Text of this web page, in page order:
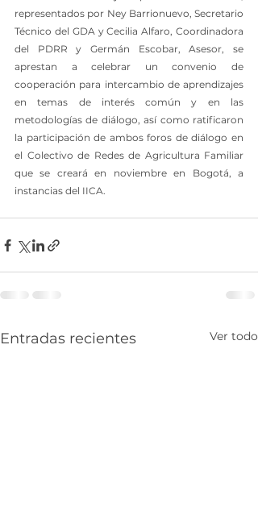
representados por Ney Barrionuevo, Secretario
Técnico del GDA y Cecilia Alfaro, Coordinadora
del PDRR y Germán Escobar, Asesor, se
aprestan a celebrar un convenio de
cooperación para intercambio de aprendizajes
en temas de interés común y en las
metodologías de diálogo, así como ratificaron
la participación de ambos foros de diálogo en
el Colectivo de Redes de Agricultura Familiar
que se creará en noviembre en Bogotá, a
instancias del IICA.
Entradas recientes Ver todo